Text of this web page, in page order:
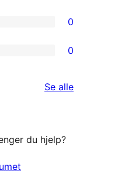
0
0
Se alleomtalene
du hjelp?